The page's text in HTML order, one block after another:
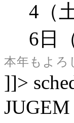
4（土
6日
本年もよろ
]]>
JUGEM